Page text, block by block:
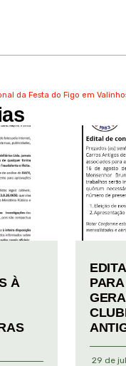
da Festa do Figo em
À
29 de